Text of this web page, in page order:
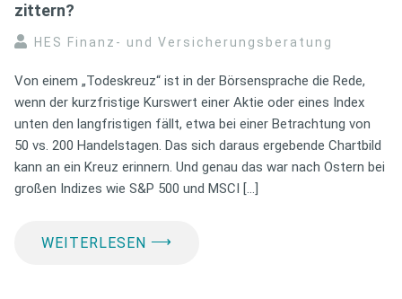
zittern?
HES Finanz- und Versicherungsberatung
Von einem „Todeskreuz“ ist in der Börsensprache die Rede,
wenn der kurzfristige Kurswert einer Aktie oder eines Index
unten den langfristigen fällt, etwa bei einer Betrachtung von
50 vs. 200 Handelstagen. Das sich daraus ergebende Chartbild
kann an ein Kreuz erinnern. Und genau das war nach Ostern bei
großen Indizes wie S&P 500 und MSCI […]
WEITERLESEN ⟶